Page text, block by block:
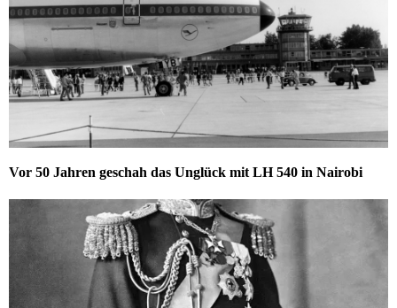
Vor 50 Jahren geschah das Unglück mit LH 540 in Nairobi